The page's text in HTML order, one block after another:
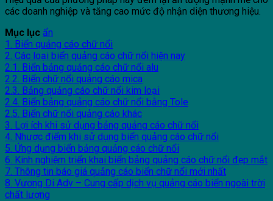
các doanh nghiệp và tăng cao mức độ nhận diện thương hiệu.
Mục lục ẩn
1. Biển quảng cáo chữ nổi
2. Các loại biển quảng cáo chữ nổi hiện nay
2.1. Biển bảng quảng cáo chữ nổi alu
2.2. Biển chữ nổi quảng cáo mica
2.3. Bảng quảng cáo chữ nổi kim loại
2.4. Biển bảng quảng cáo chữ nổi bằng Tole
2.5. Biển chữ nổi quảng cáo khác
3. Lợi ích khi sử dụng bảng quảng cáo chữ nổi
4. Nhược điểm khi sử dụng biển quảng cáo chữ nổi
5. Ứng dụng biển bảng quảng cáo chữ nổi
6. Kinh nghiệm triển khai biển bảng quảng cáo chữ nổi đẹp mắt
7. Thông tin báo giá quảng cáo biển chữ nổi mới nhất
8. Vương Di Adv – Cung cấp dịch vụ quảng cáo biển ngoài trời
chất lượng